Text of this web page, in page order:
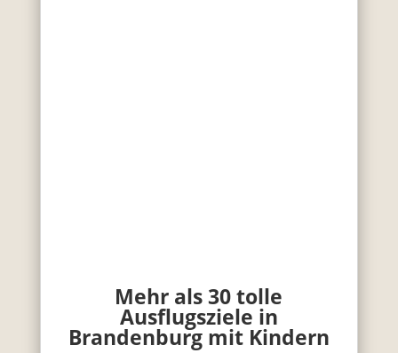
Mehr als 30 tolle
Ausflugsziele in
Brandenburg mit Kindern